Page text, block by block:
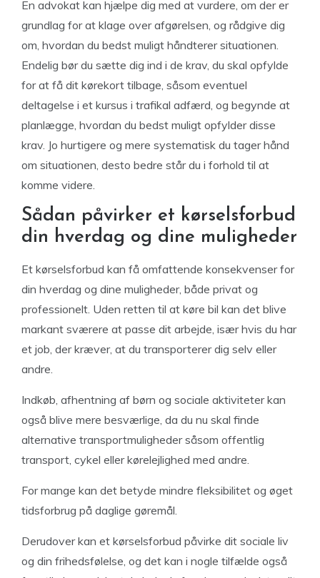
En advokat kan hjælpe dig med at vurdere, om der er
grundlag for at klage over afgørelsen, og rådgive dig
om, hvordan du bedst muligt håndterer situationen.
Endelig bør du sætte dig ind i de krav, du skal opfylde
for at få dit kørekort tilbage, såsom eventuel
deltagelse i et kursus i trafikal adfærd, og begynde at
planlægge, hvordan du bedst muligt opfylder disse
krav. Jo hurtigere og mere systematisk du tager hånd
om situationen, desto bedre står du i forhold til at
komme videre.
Sådan påvirker et kørselsforbud
din hverdag og dine muligheder
Et kørselsforbud kan få omfattende konsekvenser for
din hverdag og dine muligheder, både privat og
professionelt. Uden retten til at køre bil kan det blive
markant sværere at passe dit arbejde, især hvis du har
et job, der kræver, at du transporterer dig selv eller
andre.
Indkøb, afhentning af børn og sociale aktiviteter kan
også blive mere besværlige, da du nu skal finde
alternative transportmuligheder såsom offentlig
transport, cykel eller kørelejlighed med andre.
For mange kan det betyde mindre fleksibilitet og øget
tidsforbrug på daglige gøremål.
Derudover kan et kørselsforbud påvirke dit sociale liv
og din frihedsfølelse, og det kan i nogle tilfælde også